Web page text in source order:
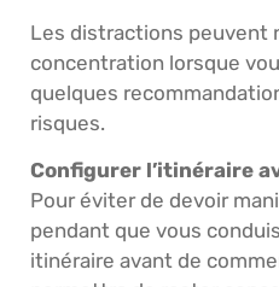
Les distractions peuvent
concentration lorsque
quelques
risques.
Configurer l’itinéraire
Pour éviter de devoir
pendant que vous
itinéraire avant de